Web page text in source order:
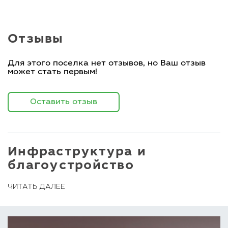
Отзывы
Для этого поселка нет отзывов, но Ваш отзыв
может стать первым!
Оставить отзыв
Инфраструктура и
благоустройство
КП Воронино обнесен надежной оградой,
Территория полностью благоустроена,
ЧИТАТЬ ДАЛЕЕ